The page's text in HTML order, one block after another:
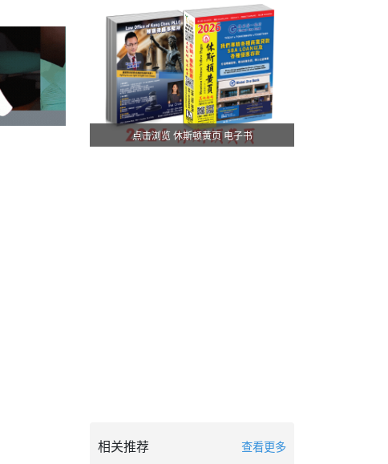
点击浏览 休斯顿黄页 电子书
相关推荐 查看更多